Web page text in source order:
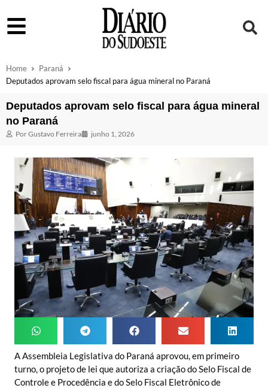
Home
Paraná
Deputados aprovam selo fiscal para água mineral no Paraná
Deputados aprovam selo fiscal para água mineral
no Paraná
PorGustavo Ferreira junho 1, 2026
A Assembleia Legislativa do Paraná aprovou, em primeiro
turno, o projeto de lei que autoriza a criação do Selo Fiscal de
Controle e Procedência e do Selo Fiscal Eletrônico de